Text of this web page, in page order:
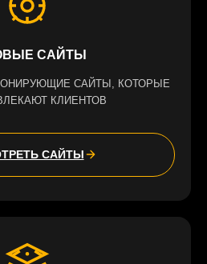
САЙТЫ
САЙТЫ, КОТОРЫЕ
КЛИЕНТОВ
САЙТЫ